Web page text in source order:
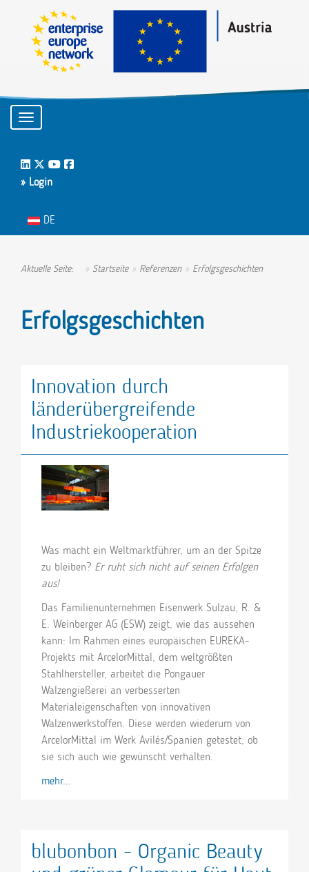
Toggle navigation
LinkedIn
Twitter
Youtube
Facebook
» Login
Sprache auswählen
DE
Aktuelle Seite: Startseite Referenzen Erfolgsgeschichten
Erfolgsgeschichten
Innovation durch
länderübergreifende
Industriekooperation
Was macht ein Weltmarktführer, um an der Spitze
zu bleiben? Er ruht sich nicht auf seinen Erfolgen
aus!
Das Familienunternehmen Eisenwerk Sulzau, R. &
E. Weinberger AG (ESW) zeigt, wie das aussehen
kann: Im Rahmen eines europäischen EUREKA-
Projekts mit ArcelorMittal, dem weltgrößten
Stahlhersteller, arbeitet die Pongauer
Walzengießerei an verbesserten
Materialeigenschaften von innovativen
Walzenwerkstoffen. Diese werden wiederum von
ArcelorMittal im Werk Avilés/Spanien getestet, ob
sie sich auch wie gewünscht verhalten.
mehr...
blubonbon - Organic Beauty